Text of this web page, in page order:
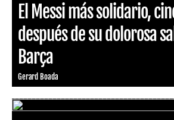
El Messi más solidario,
después de su dolorosa
Barça
Gerard Boada